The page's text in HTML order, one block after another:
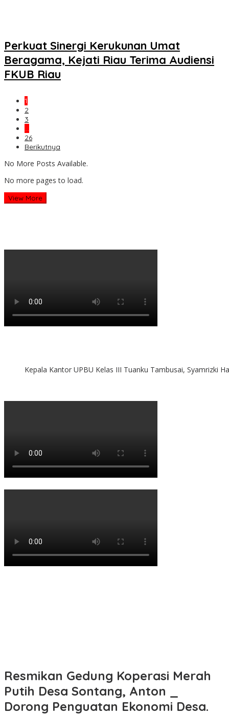
Perkuat Sinergi Kerukunan Umat
Beragama, Kejati Riau Terima Audiensi
FKUB Riau
1
2
3
…
26
Berikutnya
No More Posts Available.
No more pages to load.
View More
Kepala Kantor UPBU Kelas III Tuanku Tambusai, Syamrizki
Resmikan Gedung Koperasi Merah
Putih Desa Sontang, Anton _
Dorong Penguatan Ekonomi Desa.